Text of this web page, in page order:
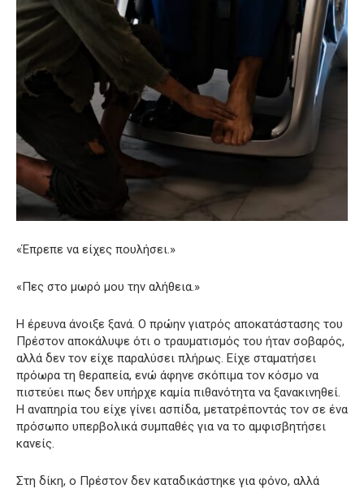
«Έπρεπε να είχες πουλήσει.»
«Πες στο μωρό μου την αλήθεια.»
Η έρευνα άνοιξε ξανά. Ο πρώην γιατρός αποκατάστασης του
Πρέστον αποκάλυψε ότι ο τραυματισμός του ήταν σοβαρός,
αλλά δεν τον είχε παραλύσει πλήρως. Είχε σταματήσει
πρόωρα τη θεραπεία, ενώ άφηνε σκόπιμα τον κόσμο να
πιστεύει πως δεν υπήρχε καμία πιθανότητα να ξανακινηθεί.
Η αναπηρία του είχε γίνει ασπίδα, μετατρέποντάς τον σε ένα
πρόσωπο υπερβολικά συμπαθές για να το αμφισβητήσει
κανείς.
Στη δίκη, ο Πρέστον δεν καταδικάστηκε για φόνο, αλλά